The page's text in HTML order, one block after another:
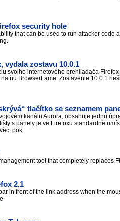
security hole
that can be used to run attacker code
vydala zostavu 10.0.1
svojho internetového prehliadača
ňu BrowserFame. Zostavenie 10.0.1
tlačítko se seznamem
kanálu Aurora, obsahuje jednu
s panely je ve Firefoxu standardně
pok
tool that completely replaces
2.1
in front of the link address when the